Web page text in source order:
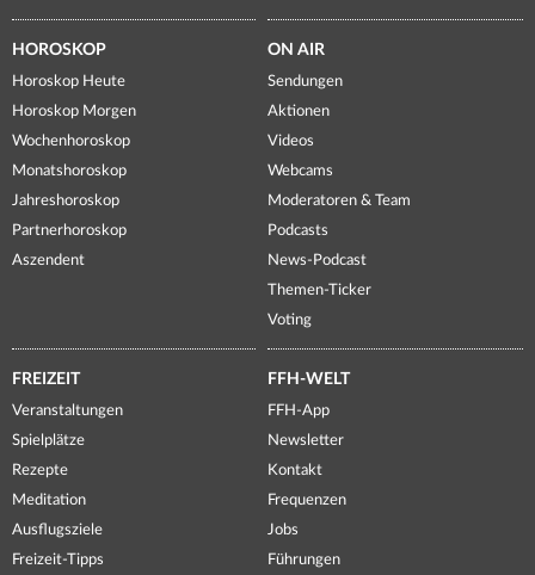
HOROSKOP
Horoskop Heute
Horoskop Morgen
Wochenhoroskop
Monatshoroskop
Jahreshoroskop
Partnerhoroskop
Aszendent
ON AIR
Sendungen
Aktionen
Videos
Webcams
Moderatoren & Team
Podcasts
News-Podcast
Themen-Ticker
Voting
FREIZEIT
Veranstaltungen
Spielplätze
Rezepte
Meditation
Ausflugsziele
Freizeit-Tipps
FFH-WELT
FFH-App
Newsletter
Kontakt
Frequenzen
Jobs
Führungen